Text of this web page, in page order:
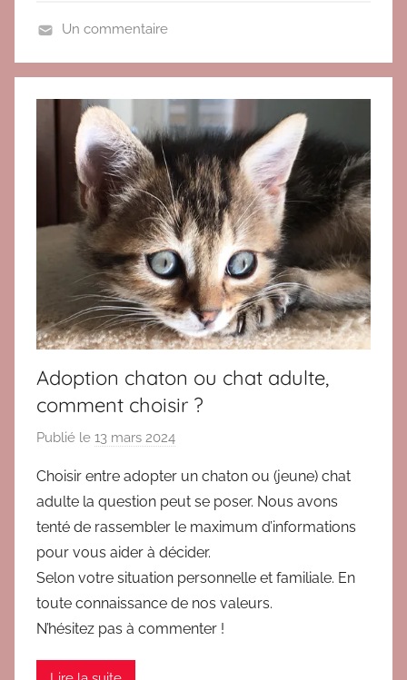
d
o
m
m
n
t
Un commentaire
Adoption chaton ou chat adulte,
comment choisir ?
Publié le 13 mars 2024
B
r
i
g
i
t
Choisir entre adopter un chaton ou (jeune) chat
adulte la question peut se poser. Nous avons
tenté de rassembler le maximum d’informations
pour vous aider à décider.
Selon votre situation personnelle et familiale. En
toute connaissance de nos valeurs.
N’hésitez pas à commenter !